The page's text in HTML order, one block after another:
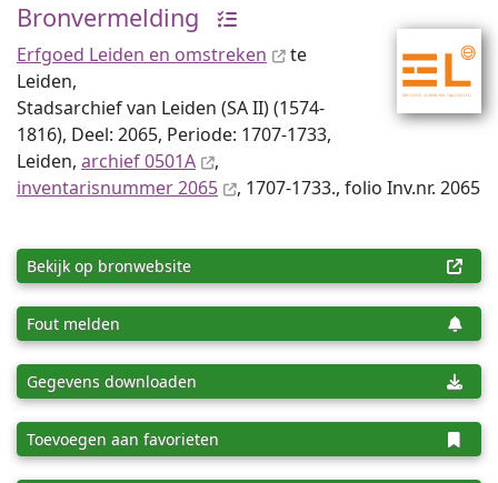
Bronvermelding
Erfgoed Leiden en omstreken
te
Leiden,
Stadsarchief van Leiden (SA II) (1574-
1816), Deel: 2065, Periode: 1707-1733,
Leiden, archief 0501A
,
inventaris­num­mer 2065
, 1707-1733., folio Inv.nr. 2065
Bekijk op bronwebsite
Fout melden
Gegevens downloaden
Toevoegen aan favorieten